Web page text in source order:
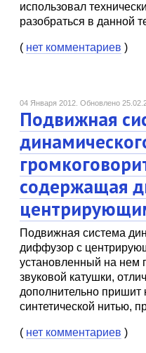
использовал
разобраться в данной
( нет комментариев )
04 Января 2012. Обновлено
Подвижная
содержащая
Подвижная система
диффузор с
установленный на нем
звуковой катушки,
дополнительно
синтетической нитью,
( нет комментариев )